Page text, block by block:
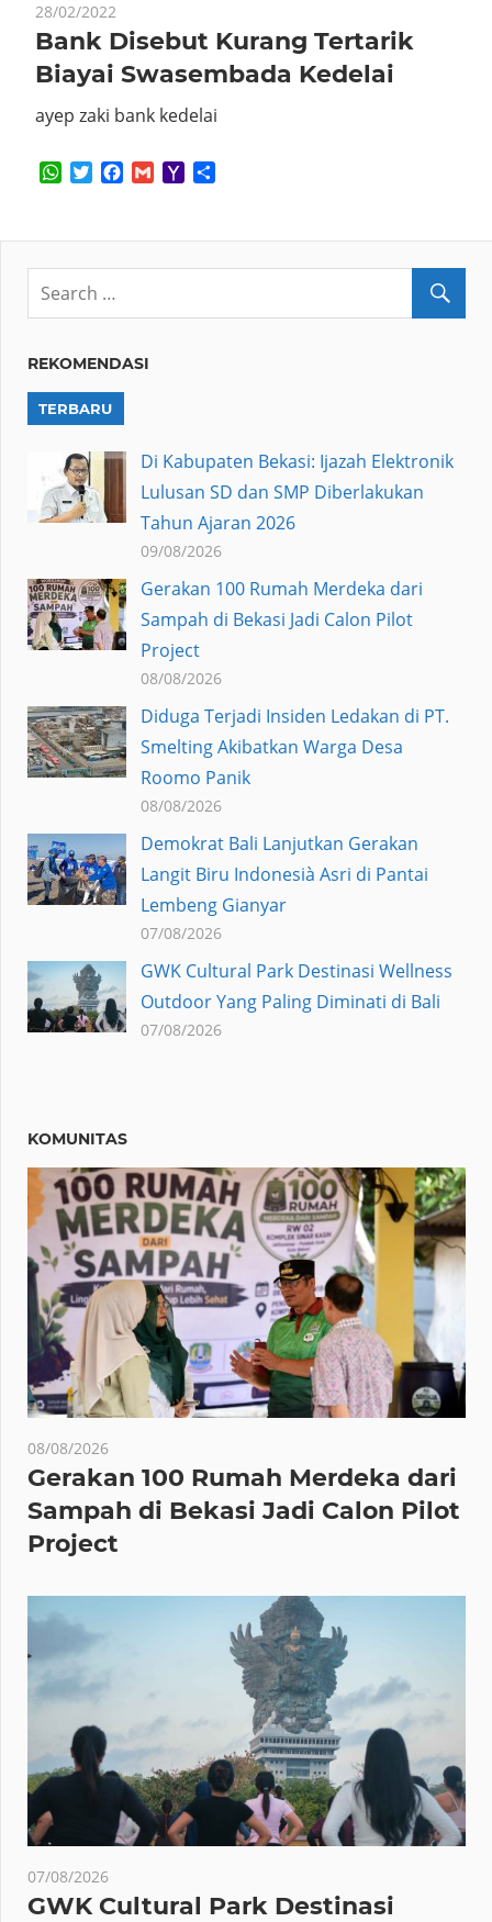
28/02/2022
Bank Disebut Kurang Tertarik
Biayai Swasembada Kedelai
ayep zaki bank kedelai
WhatsApp
TwitterFacebook
GmailYahoo
REKOMENDASI
TERBARU
Di Kabupaten Bekasi: Ijazah Elektronik
Lulusan SD dan SMP Diberlakukan
Tahun Ajaran 2026
09/08/2026
Gerakan 100 Rumah Merdeka dari
Sampah di Bekasi Jadi Calon Pilot
Project
08/08/2026
Diduga Terjadi Insiden Ledakan di PT.
Smelting Akibatkan Warga Desa
Roomo Panik
08/08/2026
Demokrat Bali Lanjutkan Gerakan
Langit Biru Indonesià Asri di Pantai
Lembeng Gianyar
07/08/2026
GWK Cultural Park Destinasi Wellness
Outdoor Yang Paling Diminati di Bali
07/08/2026
KOMUNITAS
08/08/2026
Gerakan 100 Rumah Merdeka dari
Sampah di Bekasi Jadi Calon Pilot
Project
07/08/2026
GWK Cultural Park Destinasi